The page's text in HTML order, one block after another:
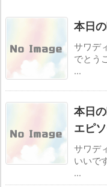
本日
サワデ
でとう
...
本日
エピ
サワデ
いいで
...